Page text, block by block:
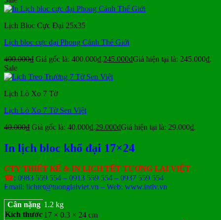
Lịch Bloc Cực Đại 25x35
Lịch bloc cực đại Phong Cảnh Thế Giới
400.000₫ Giá gốc là: 400.000₫.245.000₫Giá hiện tại là: 245.000₫.
Sale
Lịch Lò Xo 7 Tờ
Lịch Lò Xo 7 Tờ Sen Việt
40.000₫ Giá gốc là: 40.000₫.29.000₫Giá hiện tại là: 29.000₫.
In lịch bloc khổ đại 17×24
CTY THIẾT KẾ & IN LỊCH TẾT TƯƠNG LAI VIỆT
☎: 0983 559 554 – 0913 559 554 – 0937 559 554
Email: lichtet@tuonglaiviet.vn – Web: www.intlv.vn
Cân nặng 1.2 kg
Kích thước 17 × 0.3 × 24 cm